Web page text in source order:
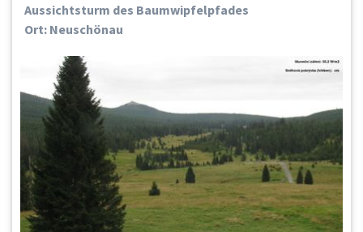
Aussichtsturm des Baumwipfelpfades
Ort: Neuschönau